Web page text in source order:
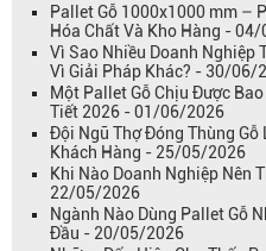
Pallet Gỗ 1000x1000 mm –
Hóa Chất Và Kho Hàng -
Vì Sao Nhiều Doanh Nghiệp
Vì Giải Pháp Khác? - 30/06/
Một Pallet Gỗ Chịu Được
Tiết 2026 - 01/06/2026
Đội Ngũ Thợ Đóng Thùng Gỗ
Khách Hàng - 25/05/2026
Khi Nào Doanh Nghiệp Nên
22/05/2026
Ngành Nào Dùng Pallet Gỗ
Đầu - 20/05/2026